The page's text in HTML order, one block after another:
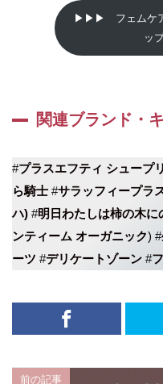
▶▶▶ フェムケア
ッ
関連ブランド・
#プラスエフティ シュープ
ら騎士 #サラッフィープラ
ハ) #明日わたしは柿の木に
ンティーム オーガニック) #
ーツ #デリケートゾーン #
前の記事